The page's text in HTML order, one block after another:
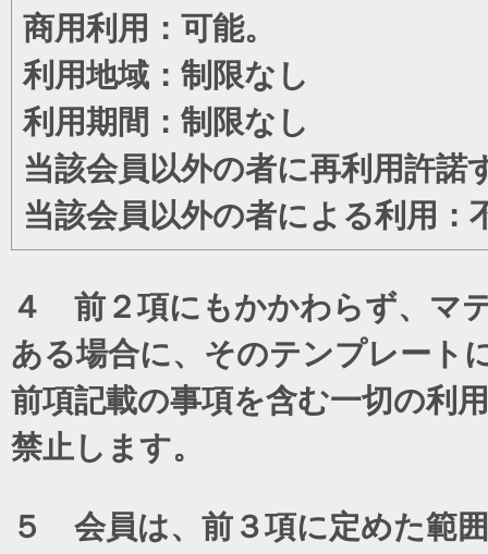
商用利用：可能。
利用地域：制限なし
利用期間：制限なし
当該会員以外の者に再利用許諾
当該会員以外の者による利用：
４ 前２項にもかかわらず、マ
ある場合に、そのテンプレート
前項記載の事項を含む一切の利
禁止します。
５ 会員は、前３項に定めた範